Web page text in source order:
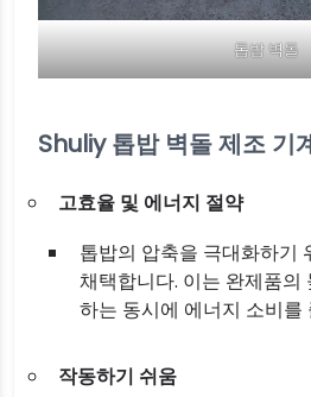
톱밥 벽돌
Shuliy 톱밥 벽돌 제조 기
고효율 및 에너지 절약
톱밥의 압축을 극대화하기
채택합니다. 이는 완제품의
하는 동시에 에너지 소비를
작동하기 쉬움